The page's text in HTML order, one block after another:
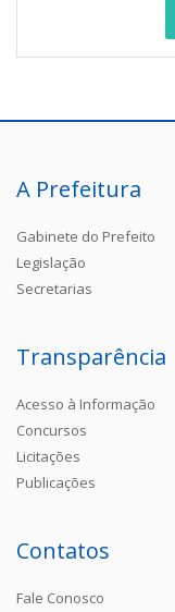
A Prefeitura
Gabinete do Prefeito
Legislação
Secretarias
Transparência
Acesso à Informação
Concursos
Licitações
Publicações
Contatos
Fale Conosco